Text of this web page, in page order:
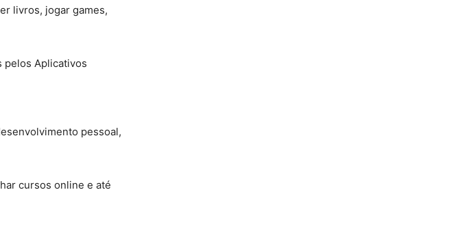
livros, jogar games,
pelos Aplicativos
pessoal,
cursos online e até